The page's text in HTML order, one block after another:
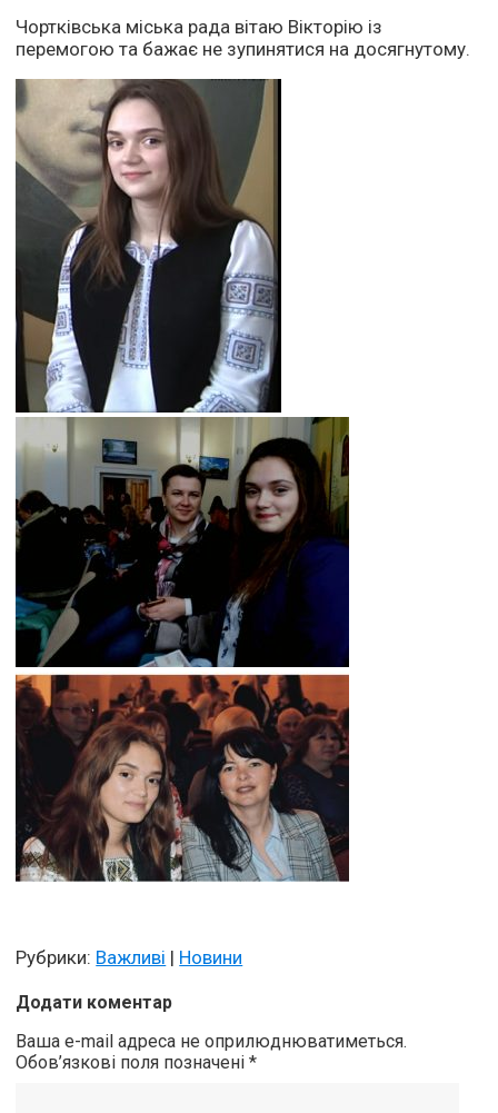
Чортківська міська рада вітаю Вікторію із
перемогою та бажає не зупинятися на досягнутому.
Рубрики: Важливі | Новини
Додати коментар
Ваша e-mail адреса не оприлюднюватиметься.
Обов’язкові поля позначені*